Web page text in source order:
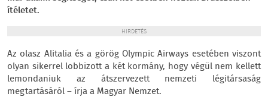
ítéletet.
HIRDETÉS
Az olasz Alitalia és a görög Olympic Airways esetében viszont
olyan sikerrel lobbizott a két kormány, hogy végül nem kellett
lemondaniuk az átszervezett nemzeti légitársaság
megtartásáról – írja a Magyar Nemzet.